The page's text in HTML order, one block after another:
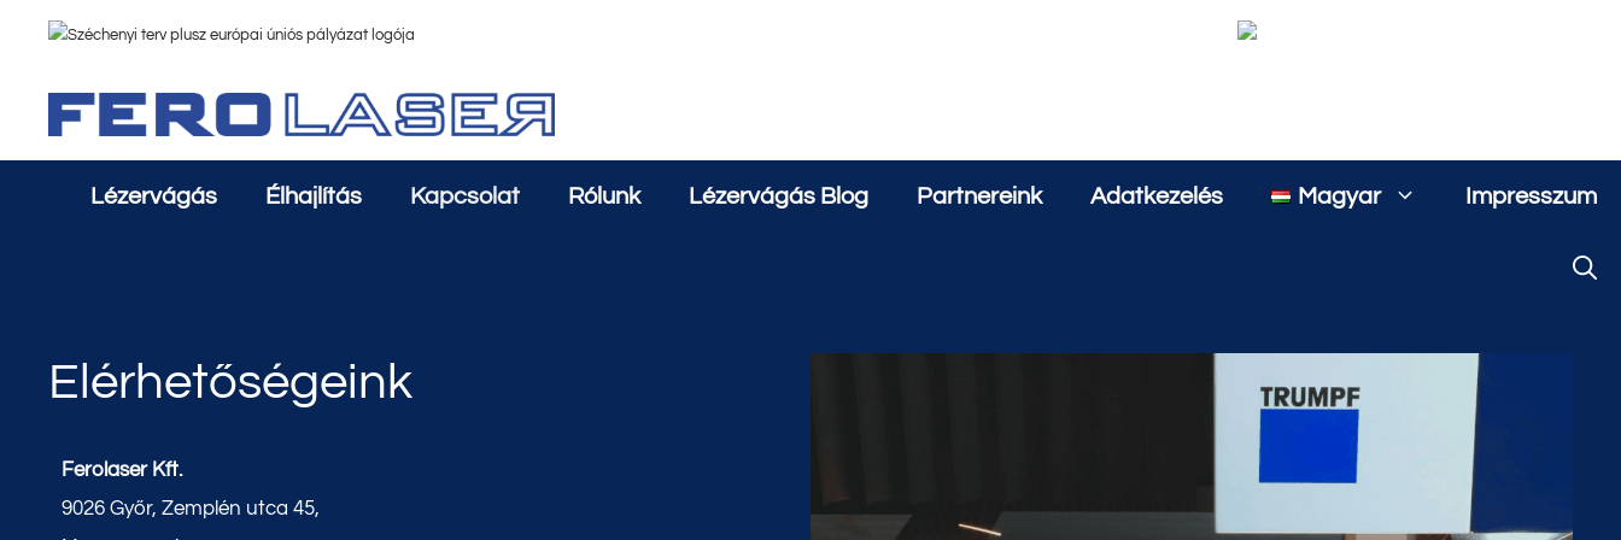
Kilépés
tartalomba
Lézervágás Élhajlítás Kapcsolat Rólunk Lézervágás Blog Partnereink Adatkezelés Magyar Impresszum
Elérhetőségeink
Ferolaser Kft.
9026 Győr, Zemplén utca 45,